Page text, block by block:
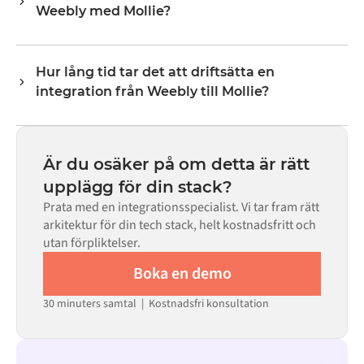
lagernivåer, priser och statusuppdateringar. Alumios
data anländer i det format som varje system förväntar
Weebly med Mollie?
Marketplace konfigurerar du integrationen via ett visuellt
gränssnitt utan att skriva egen kod, inklusive
kod finns tillgänglig i de fall där konfigurationen inte
Hur lång tid tar det att driftsätta en
integration från Weebly till Mollie?
beroende på komplexiteten i datamappningen, antalet
flöden som krävs och din interna granskningsprocess.
För många system finns färdiga kopplingar tillgängliga i
Alumio Marketplace, vilket avsevärt minskar
installationstiden.
Är du osäker på om detta är rätt
upplägg för din stack?
Prata med en integrationsspecialist. Vi tar fram rätt
arkitektur för din tech stack, helt kostnadsfritt och
utan förpliktelser.
Boka en demo
30 minuters samtal | Kostnadsfri konsultation